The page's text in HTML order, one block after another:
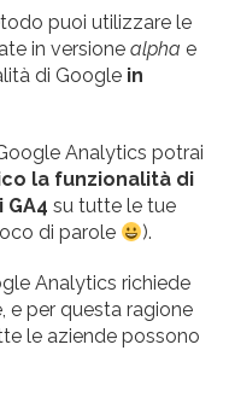
puoi utilizzare le
in versione alpha e
di Google in
Analytics potrai
la funzionalità di
su tutte le tue
di parole
).
Analytics richiede
e per questa ragione
le aziende possono